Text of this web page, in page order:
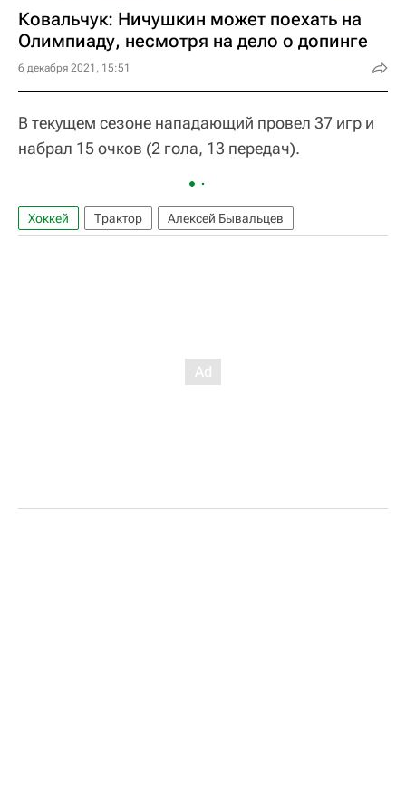
Ковальчук: Ничушкин может поехать на
Олимпиаду, несмотря на дело о допинге
6 декабря 2021, 15:51
В текущем сезоне нападающий провел 37 игр и
набрал 15 очков (2 гола, 13 передач).
Хоккей Трактор Алексей Бывальцев